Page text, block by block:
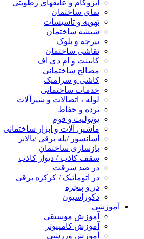
ایزوگام و عایقهای رطوبتی
نمای ساختمان
تهویه و تاسیسات
شیشه ساختمان
تیرچه و بلوک
نقاشی ساختمان
کابینت و ام دی اف
مصالح ساختمانی
کاشی و سرامیک
خدمات ساختمانی
لوله ، اتصالات و شیرآلات
نرده و حفاظ
یونولیت و فوم
ماشین آلات و ابزار ساختمانی
آسانسور /پله برقی /بالابر
بازسازی ساختمان
سقف کاذب / دیوار کاذب
در ضد سرقت
در اتوماتیک / کرکره برقی
در و پنجره
دکوراسیون
آموزشی
آموزش موسیقی
آموزش کامپیوتر
آموزش ورزشی